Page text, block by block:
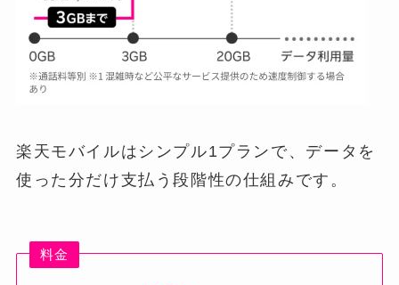
楽天モバイルはシンプル1プランで、データを
使った分だけ支払う段階性の仕組みです。
料金